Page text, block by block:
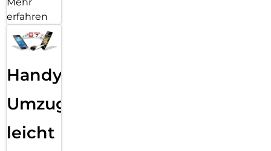
erfahren
Handy
Umzug
leicht